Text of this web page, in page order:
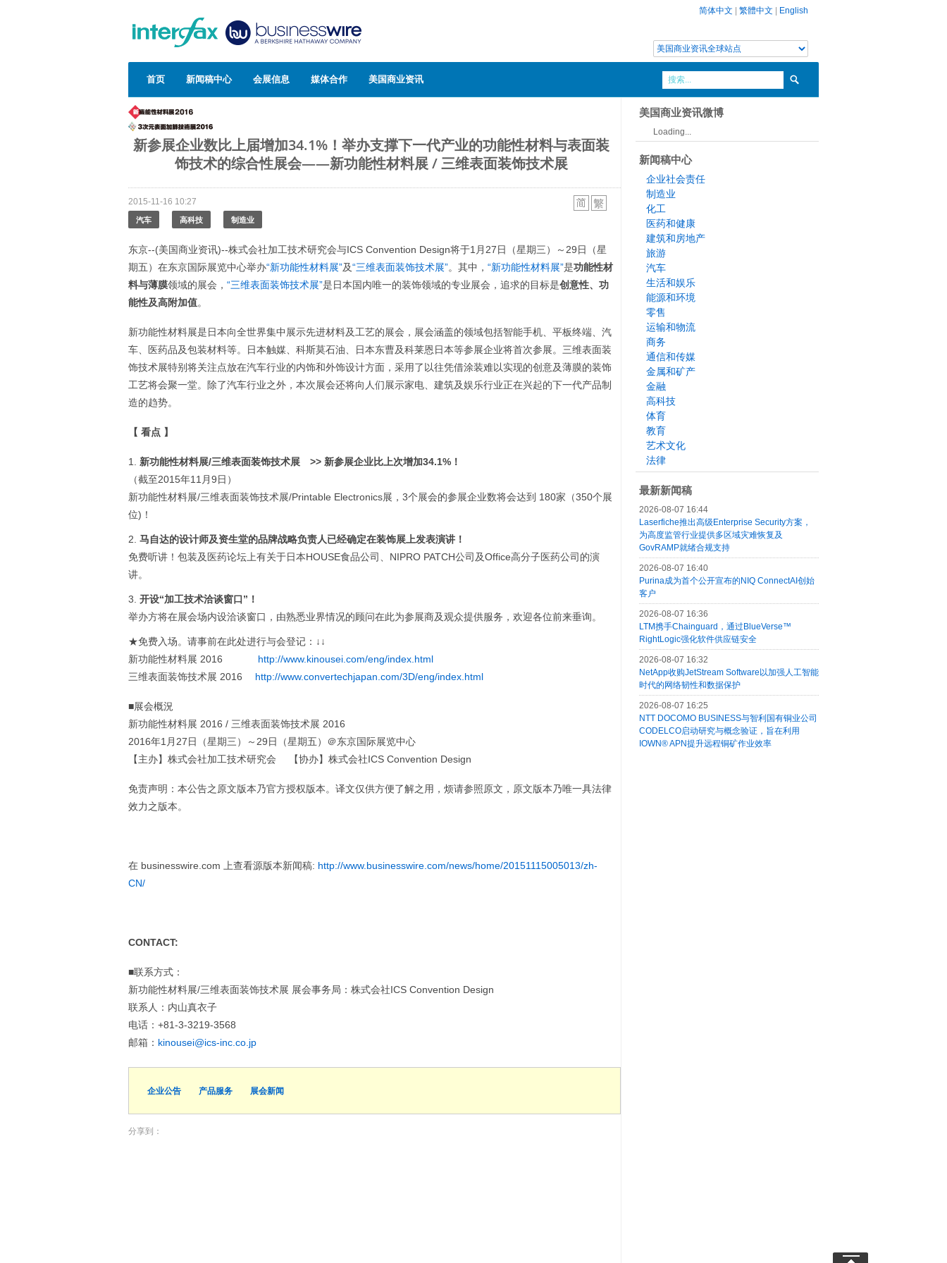
简体中文 繁體中文 English
首页 新闻稿中心 会展信息 媒体合作 美国商业资讯
新参展企业数比上届增加34.1%！举办支撑下一代产业的功能性材料与表面装
饰技术的综合性展会——新功能性材料展 / 三维表面装饰技术展
2015-11-16 10:27
汽车 高科技 制造业
东京--(美国商业资讯)--株式会社加工技术研究会与ICS Convention Design将于1月27日（星期三）～29日（星
期五）在东京国际展览中心举办“新功能性材料展”及“三维表面装饰技术展”。其中， “新功能性材料展”是功能性材
料与薄膜领域的展会， “三维表面装饰技术展”是日本国内唯一的装饰领域的专业展会，追求的目标是创意性、功
能性及高附加值。
新功能性材料展是日本向全世界集中展示先进材料及工艺的展会，展会涵盖的领域包括智能手机、平板终端、汽
车、医药品及包装材料等。日本触媒、科斯莫石油、日本东曹及科莱恩日本等参展企业将首次参展。三维表面装
饰技术展特别将关注点放在汽车行业的内饰和外饰设计方面，采用了以往凭借涂装难以实现的创意及薄膜的装饰
工艺将会聚一堂。除了汽车行业之外，本次展会还将向人们展示家电、建筑及娱乐行业正在兴起的下一代产品制
造的趋势。
【 看点 】
新功能性材料展/三维表面装饰技术展 >> 新参展企业比上次增加34.1% ！
（截至2015年11月9日）
新功能性材料展/三维表面装饰技术展/Printable Electronics展，3个展会的参展企业数将会达到 180家（350个展
位)！
马自达的设计师及资生堂的品牌战略负责人已经确定在装饰展上发表演讲！
免费听讲！包装及医药论坛上有关于日本HOUSE食品公司、NIPRO PATCH公司及Office高分子医药公司的演
讲。
开设“加工技术洽谈窗口” ！
举办方将在展会场内设洽谈窗口，由熟悉业界情况的顾问在此为参展商及观众提供服务，欢迎各位前来垂询。
★免费入场。请事前在此处进行与会登记：↓↓
新功能性材料展 2016 http://www.kinousei.com/eng/index.html
三维表面装饰技术展 2016 http://www.convertechjapan.com/3D/eng/index.html
■展会概況
新功能性材料展 2016 / 三维表面装饰技术展 2016
2016年1月27日（星期三）～29日（星期五）＠东京国际展览中心
【主办】株式会社加工技术研究会 【协办】株式会社ICS Convention Design
免责声明：本公告之原文版本乃官方授权版本。译文仅供方便了解之用，烦请参照原文，原文版本乃唯一具法律
效力之版本。
在 businesswire.com 上查看源版本新闻稿: http://www.businesswire.com/news/home/20151115005013/zh-
CN/
CONTACT:
■联系方式：
新功能性材料展/三维表面装饰技术展 展会事务局：株式会社ICS Convention Design
联系人：内山真衣子
电话：+81-3-3219-3568
邮箱： kinousei@ics-inc.co.jp
企业公告 产品服务 展会新闻
分享到：
美国商业资讯微博
Loading...
新闻稿中心
企业社会责任
制造业
化工
医药和健康
建筑和房地产
旅游
汽车
生活和娱乐
能源和环境
零售
运输和物流
商务
通信和传媒
金属和矿产
金融
高科技
体育
教育
艺术文化
法律
最新新闻稿
2026-08-07 16:44
Laserfiche推出高级Enterprise Security方案，
为高度监管行业提供多区域灾难恢复及
GovRAMP就绪合规支持
2026-08-07 16:40
Purina成为首个公开宣布的NIQ ConnectAI创始
客户
2026-08-07 16:36
LTM携手Chainguard，通过BlueVerse™
RightLogic强化软件供应链安全
2026-08-07 16:32
NetApp收购JetStream Software以加强人工智能
时代的网络韧性和数据保护
2026-08-07 16:25
NTT DOCOMO BUSINESS与智利国有铜业公司
CODELCO启动研究与概念验证，旨在利用
IOWN® APN提升远程铜矿作业效率